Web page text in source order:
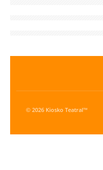
© 2026 Kiosko Teatral™